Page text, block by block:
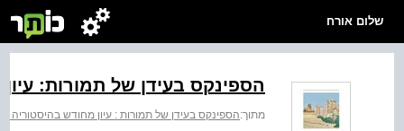
שלום אורח
הספינקס בעידן של תמורות:
מתוך:הספינקס בעידן של תמורות : עיון מחודש בהיסטוריה